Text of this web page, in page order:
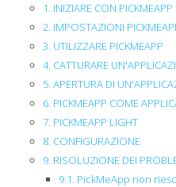
1. INIZIARE CON PICKMEAPP
2. IMPOSTAZIONI
3. UTILIZZARE PICKMEAPP
4. CATTURARE
5. APERTURA DI
6. PICKMEAPP COME
7. PICKMEAPP LIGHT
8. CONFIGURAZIONE
9. RISOLUZIONE DEI
9.1. PickMeApp non